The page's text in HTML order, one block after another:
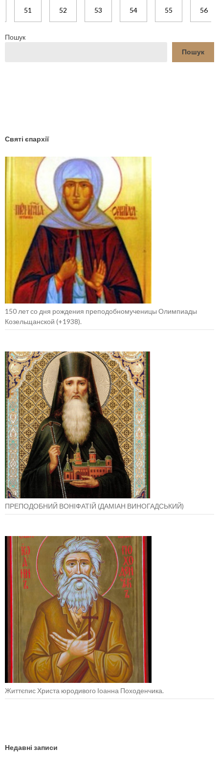
51 52 53 54 55 56
Пошук
Пошук
Святі єпархії
150 лет со дня рождения преподобномученицы Олимпиады
Козельщанской (+1938).
ПРЕПОДОБНИЙ ВОНІФАТІЙ (ДАМІАН ВИНОГАДСЬКИЙ)
Життєпис Христа юродивого Іоанна Походенчика.
Недавні записи